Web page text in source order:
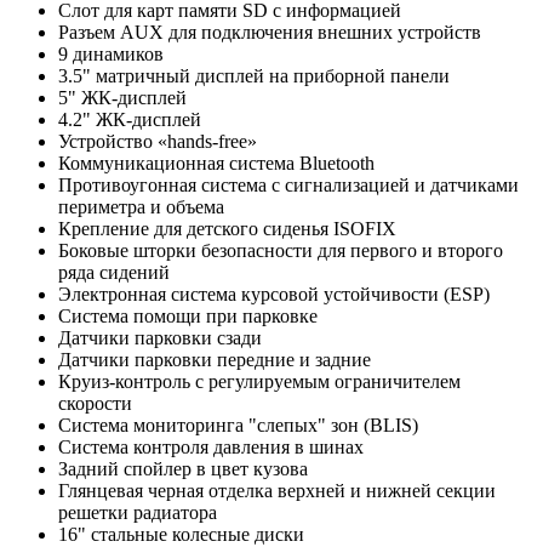
Слот для карт памяти SD с информацией
Разъем AUX для подключения внешних устройств
9 динамиков
3.5" матричный дисплей на приборной панели
5" ЖК-дисплей
4.2" ЖК-дисплей
Устройство «hands-free»
Коммуникационная система Bluetooth
Противоугонная система с сигнализацией и датчиками
периметра и объема
Крепление для детского сиденья ISOFIX
Боковые шторки безопасности для первого и второго
ряда сидений
Электронная система курсовой устойчивости (ESP)
Система помощи при парковке
Датчики парковки сзади
Датчики парковки передние и задние
Круиз-контроль с регулируемым ограничителем
скорости
Система мониторинга "слепых" зон (BLIS)
Система контроля давления в шинах
Задний спойлер в цвет кузова
Глянцевая черная отделка верхней и нижней секции
решетки радиатора
16" стальные колесные диски